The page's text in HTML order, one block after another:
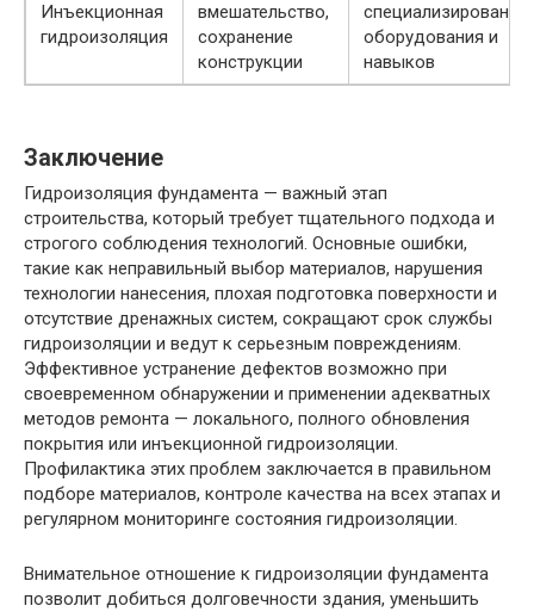
Инъекционная
гидроизоляция
вмешательство,
сохранение
конструкции
оборудования и
навыков
Заключение
Гидроизоляция фундамента — важный этап
строительства, который требует тщательного подхода и
строгого соблюдения технологий. Основные ошибки,
такие как неправильный выбор материалов, нарушения
технологии нанесения, плохая подготовка поверхности и
отсутствие дренажных систем, сокращают срок службы
гидроизоляции и ведут к серьезным повреждениям.
Эффективное устранение дефектов возможно при
своевременном обнаружении и применении адекватных
методов ремонта — локального, полного обновления
покрытия или инъекционной гидроизоляции.
Профилактика этих проблем заключается в правильном
подборе материалов, контроле качества на всех этапах и
регулярном мониторинге состояния гидроизоляции.
Внимательное отношение к гидроизоляции фундамента
позволит добиться долговечности здания, уменьшить